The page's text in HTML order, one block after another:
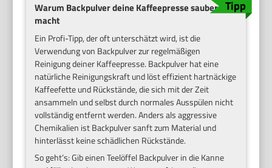
Warum Backpulver deine Kaffeepresse sauberer
macht
Ein Profi-Tipp, der oft unterschätzt wird, ist die
Verwendung von Backpulver zur regelmäßigen
Reinigung deiner Kaffeepresse. Backpulver hat eine
natürliche Reinigungskraft und löst effizient hartnäckige
Kaffeefette und Rückstände, die sich mit der Zeit
ansammeln und selbst durch normales Ausspülen nicht
vollständig entfernt werden. Anders als aggressive
Chemikalien ist Backpulver sanft zum Material und
hinterlässt keine schädlichen Rückstände.
So geht’s: Gib einen Teelöffel Backpulver in die Kanne